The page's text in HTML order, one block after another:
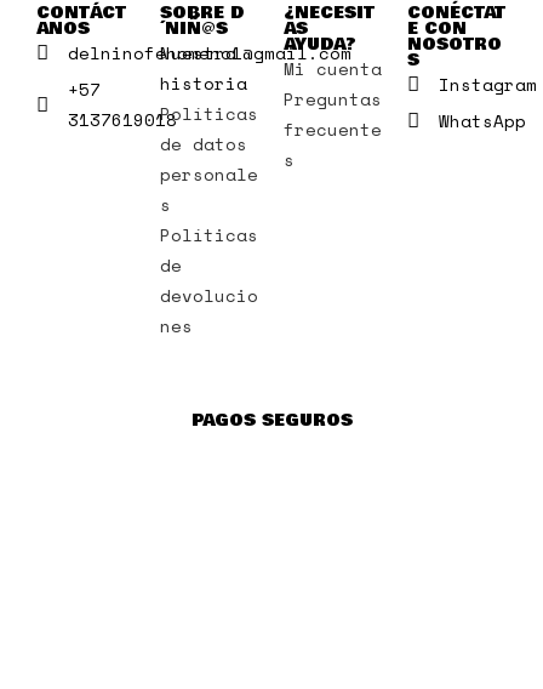
CONTÁCT
ANOS
delninofenomeno1@gmail.com
+57
3137619018
SOBRE D
´NIÑ@S
Nuestra
historia
Políticas
de datos
personale
s
Políticas
de
devolucio
nes
¿NECESIT
AS
AYUDA?
Mi cuenta
Preguntas
frecuente
s
CONÉCTAT
E CON
NOSOTRO
S
Instagram
WhatsApp
PAGOS SEGUROS